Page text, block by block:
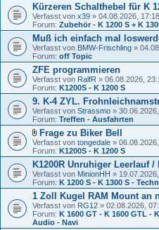
Kürzeren Schalthebel für K
Verfasst von x39 » 04.08.2026, 17:18
Forum: Zubehör - K 1200 S + K
Muß ich einfach mal
Verfasst von BMW-Frischling »
Forum: off Topic
ZFE programmieren
Verfasst von RalfR » 06.08.2026,
Forum: K1200S - K 1200 S
9. K-4 ZYL.
Verfasst von Strassmo »
Forum: Treffen - Ausfahrten
Frage zu Biker Bell
Verfasst von tongedale »
Forum: K1200S - K 1200 S
K1200R Unruhiger Leerlauf /
Verfasst von MinionHH »
Forum: K 1200 S - K 1300 S -
1 Zoll Kugel RAM Mount an
Verfasst von RG12 » 02.08.2026,
Forum: K 1600 GT - K 1600 GTL -
Audio - Navi